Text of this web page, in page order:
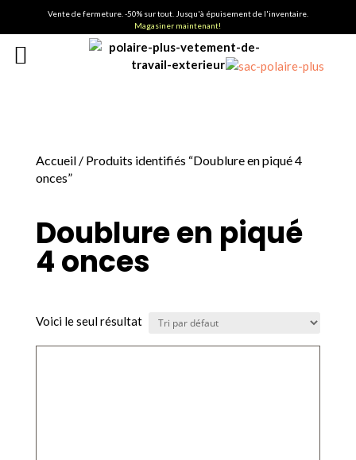
Vente de fermeture. -50% sur tout. Jusqu'à épuisement de l'inventaire.
Magasiner maintenant!
Accueil/ Produits identifiés “Doublure en piqué 4
onces”
Doublure en piqué
4 onces
Voici le seul résultat